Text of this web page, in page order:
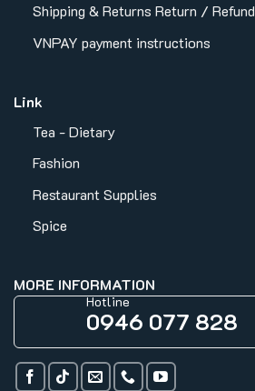
Shipping & Returns Return / Refund
VNPAY payment instructions
Link
Tea - Dietary
Fashion
Restaurant Supplies
Spice
MORE INFORMATION
Hotline
0946 077 828